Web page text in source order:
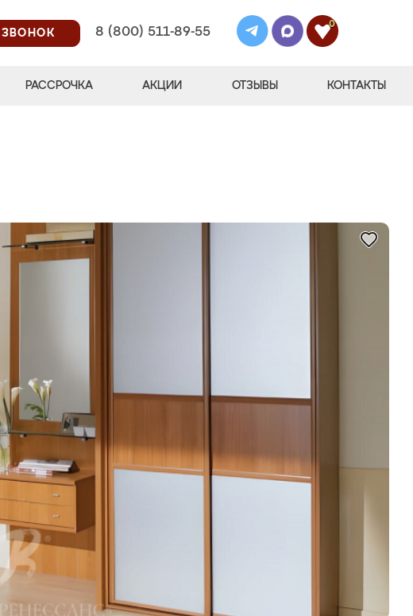
8 (800) 511-89-55
0
РАССРОЧКА АКЦИИ ОТЗЫВЫ КОНТАКТЫ